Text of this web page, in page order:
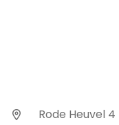
Rode Heuvel 4